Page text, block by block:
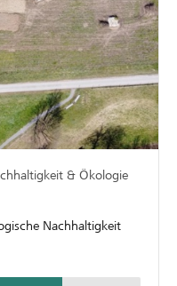
& Ökologie
Nachhaltigkeit